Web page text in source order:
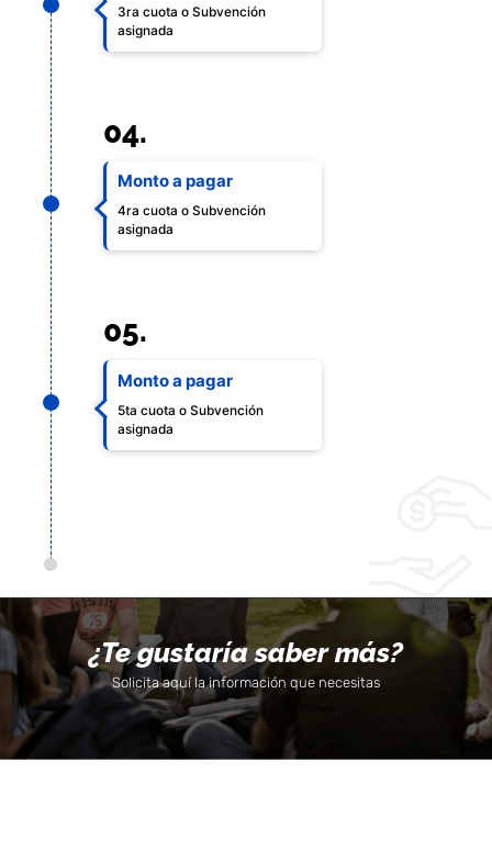
3ra cuota o Subvención
asignada
04.
Monto a pagar
4ra cuota o Subvención
asignada
05.
Monto a pagar
5ta cuota o Subvención
asignada
¿Te gustaría saber más?
Solicita aquí la información que necesitas